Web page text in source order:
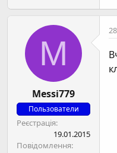
M
Messi779
Пользователи
Реєстрація
19.01.2015
Повідомлення